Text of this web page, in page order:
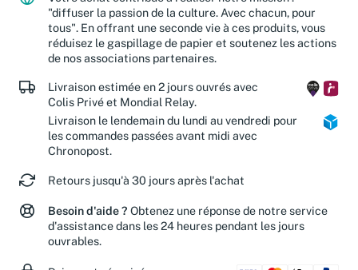
Votre achat contribue à réaliser notre mission :
"diffuser la passion de la culture. Avec chacun, pour
tous". En offrant une seconde vie à ces produits, vous
réduisez le gaspillage de papier et soutenez les actions
de nos associations partenaires.
Livraison estimée en 2 jours ouvrés avec
Colis Privé et Mondial Relay.
Livraison le lendemain du lundi au vendredi pour
les commandes passées avant midi avec
Retours jusqu'à 30 jours après l'achat
Besoin d'aide ?Obtenez une réponse de notre service
d'assistance dans les 24 heures pendant les jours